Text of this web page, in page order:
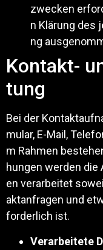
zwecken
n Klärung des
ng
Kontakt-
tung
Bei der
mular, E-Mail,
m Rahmen
hungen werden die
en verarbeitet
aktanfragen und
forderlich ist.
Verarbeitete